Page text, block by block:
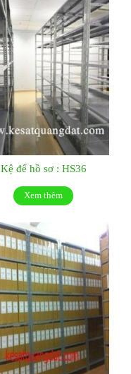
Kệ để hồ sơ : HS36
Xem thêm